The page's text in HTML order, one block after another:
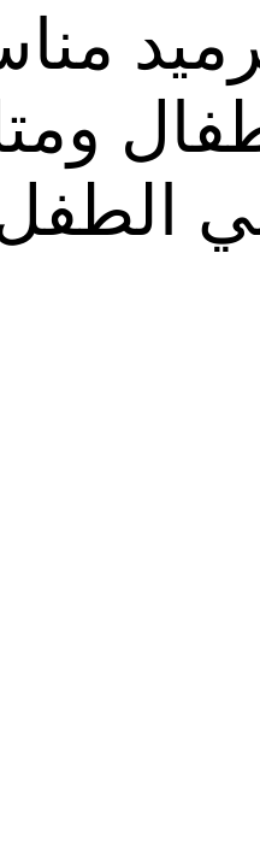
الطفل